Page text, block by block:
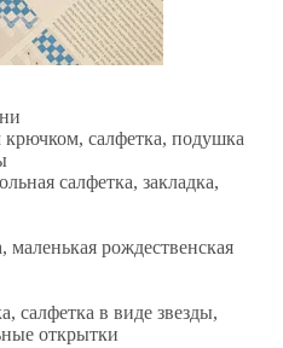
салфетка, подушка
салфетка, закладка,
маленькая рождественская
салфетка в виде звезды,
открытки